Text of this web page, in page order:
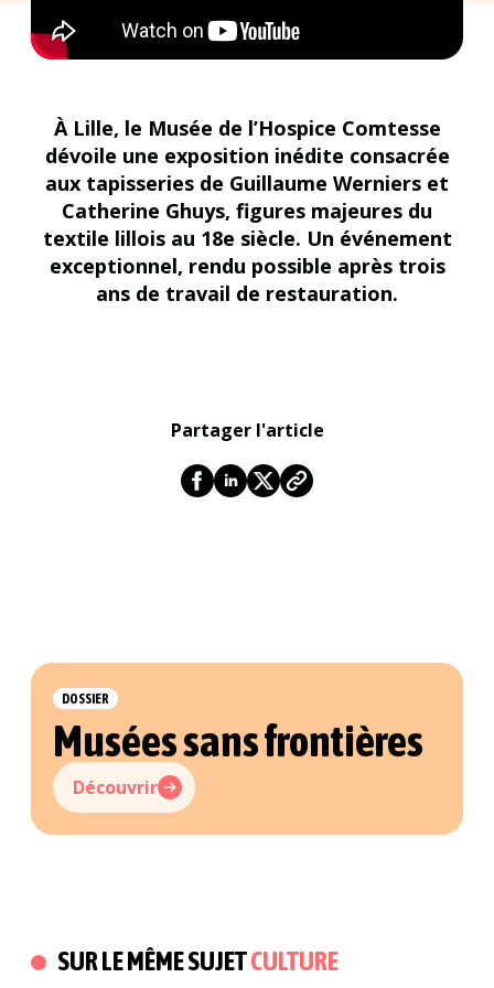
À Lille, le Musée de l’Hospice Comtesse
dévoile une exposition inédite consacrée
aux tapisseries de Guillaume Werniers et
Catherine Ghuys, figures majeures du
textile lillois au 18e siècle. Un événement
exceptionnel, rendu possible après trois
ans de travail de restauration.
Partager l'article
DOSSIER
Musées sans frontières
Découvrir
SUR LE MÊME SUJETCULTURE
CULTURE 07/06/2026